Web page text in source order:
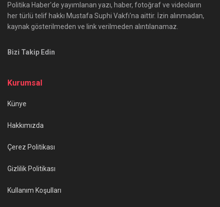
Politika Haber'de yayımlanan yazı, haber, fotoğraf ve videoların
her türlü telif hakkı Mustafa Suphi Vakfı'na aittir. İzin alınmadan,
kaynak gösterilmeden ve link verilmeden alıntılanamaz.
Bizi Takip Edin
Kurumsal
Künye
Hakkımızda
Çerez Politikası
Gizlilik Politikası
Kullanım Koşulları